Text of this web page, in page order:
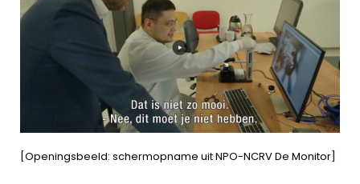
[Openingsbeeld: schermopname uit NPO-NCRV De Monitor]